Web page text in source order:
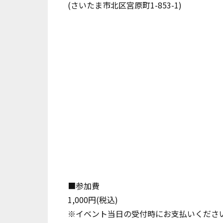
(さいたま市北区宮原町1-853-1)
■参加費
1,000円(税込)
※イベント当日の受付時にお支払いくださ